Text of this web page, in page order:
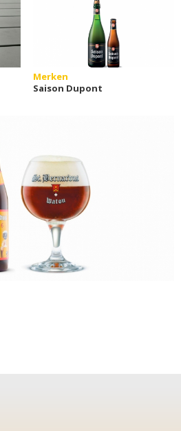
Merken
Saison Dupont